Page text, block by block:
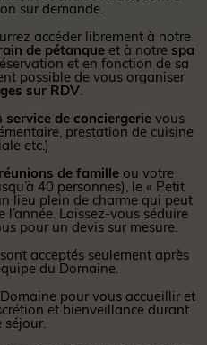
sur demande.
accéder librement à notre
de pétanqueet à notre spa
et en fonction de sa
possible de vous organiser
sur RDV.
service de conciergerievous
prestation de cuisine
etc.)
réunions de famille ou votre
40 personnes), le « Petit
lieu plein de charme qui peut
Laissez-vous séduire
pour un devis sur mesure.
acceptés seulement après
du Domaine.
pour vous accueillir et
et bienveillance durant
séjour.